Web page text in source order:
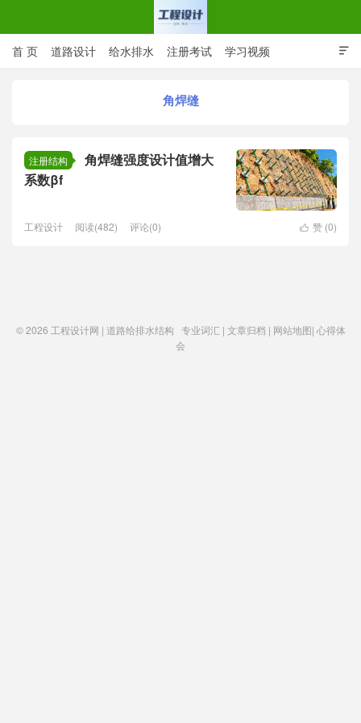

首 页 道路设计 给水排水 注册考试 学习视频
角焊缝
注册结构
角焊缝强度设计值增大
系数βf
 赞 (0)
工程设计 阅读(482) 评论(0)
© 2026 工程设计网 | 道路给排水结构 专业词汇 | 文章归档 | 网站地图| 心得体
会